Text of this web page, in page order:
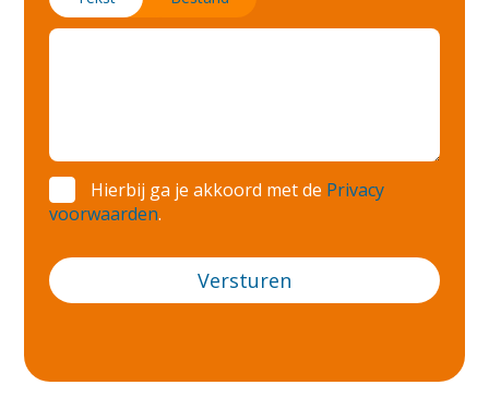
Hierbij ga je akkoord met de Privacy
voorwaarden.
Markelo
Renkum
Ridderkerk
Rosmalen